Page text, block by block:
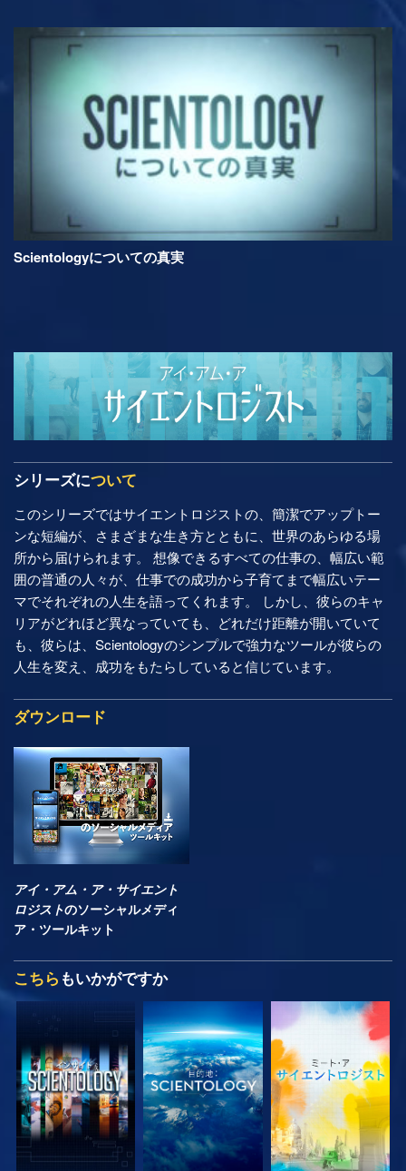
Scientologyについての真実
シリーズについて
このシリーズではサイエントロジストの、簡潔でアップトー
ンな短編が、さまざまな生き方とともに、世界のあらゆる場
所から届けられます。 想像できるすべての仕事の、幅広い範
囲の普通の人々が、仕事での成功から子育てまで幅広いテー
マでそれぞれの人生を語ってくれます。 しかし、彼らのキャ
リアがどれほど異なっていても、どれだけ距離が開いていて
も、彼らは、Scientologyのシンプルで強力なツールが彼らの
人生を変え、成功をもたらしていると信じています。
ダウンロード
アイ・アム・ア・サイエント
ロジストのソーシャルメディ
ア・ツールキット
こちら もいかがですか